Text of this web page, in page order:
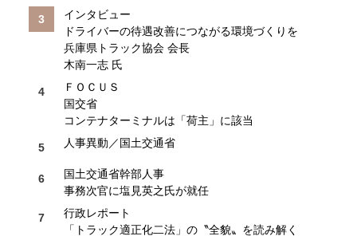
インタビュー
ドライバーの待遇改善につながる環境づくりを
兵庫県トラック協会 会長
木南一志 氏
ＦＯＣＵＳ
国交省
コンテナターミナルは「荷主」に該当
人事異動／国土交通省
国土交通省幹部人事
事務次官に塩見英之氏が就任
行政レポート
「トラック適正化二法」の〝全貌〟を読み解く